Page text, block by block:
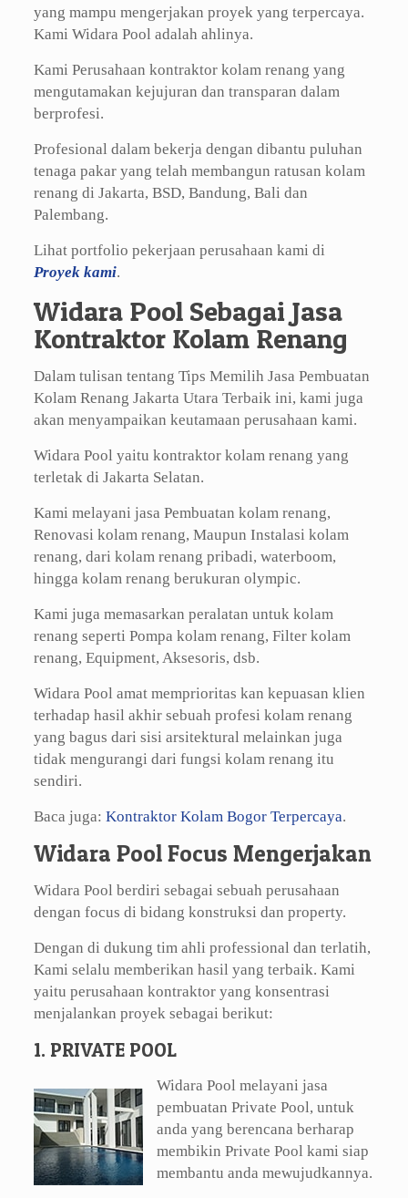
yang mampu mengerjakan proyek yang terpercaya.
Kami Widara Pool adalah ahlinya.
Kami Perusahaan kontraktor kolam renang yang
mengutamakan kejujuran dan transparan dalam
berprofesi.
Profesional dalam bekerja dengan dibantu puluhan
tenaga pakar yang telah membangun ratusan kolam
renang di Jakarta, BSD, Bandung, Bali dan
Palembang.
Lihat portfolio pekerjaan perusahaan kami di
Proyek kami.
Widara Pool Sebagai Jasa
Kontraktor Kolam Renang
Dalam tulisan tentang Tips Memilih Jasa Pembuatan
Kolam Renang Jakarta Utara Terbaik ini, kami juga
akan menyampaikan keutamaan perusahaan kami.
Widara Pool yaitu kontraktor kolam renang yang
terletak di Jakarta Selatan.
Kami melayani jasa Pembuatan kolam renang,
Renovasi kolam renang, Maupun Instalasi kolam
renang, dari kolam renang pribadi, waterboom,
hingga kolam renang berukuran olympic.
Kami juga memasarkan peralatan untuk kolam
renang seperti Pompa kolam renang, Filter kolam
renang, Equipment, Aksesoris, dsb.
Widara Pool amat memprioritas kan kepuasan klien
terhadap hasil akhir sebuah profesi kolam renang
yang bagus dari sisi arsitektural melainkan juga
tidak mengurangi dari fungsi kolam renang itu
sendiri.
Baca juga: Kontraktor Kolam Bogor Terpercaya.
Widara Pool Focus Mengerjakan
Widara Pool berdiri sebagai sebuah perusahaan
dengan focus di bidang konstruksi dan property.
Dengan di dukung tim ahli professional dan terlatih,
Kami selalu memberikan hasil yang terbaik. Kami
yaitu perusahaan kontraktor yang konsentrasi
menjalankan proyek sebagai berikut:
1. PRIVATE POOL
Widara Pool melayani jasa
pembuatan Private Pool, untuk
anda yang berencana berharap
membikin Private Pool kami siap
membantu anda mewujudkannya.